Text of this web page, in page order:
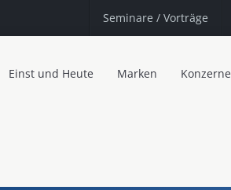
Seminare / Vorträge
Einst und Heute Marken Konzerne